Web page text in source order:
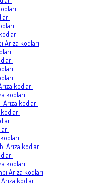
Arıza kodları
kodları
kodları
kodları
Arıza kodları
kodları
Arıza kodları
kodları